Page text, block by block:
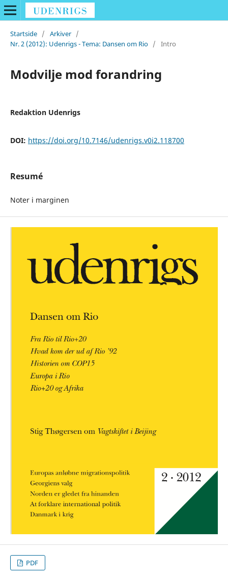
Startside / Arkiver /
Nr. 2 (2012): Udenrigs - Tema: Dansen om Rio / Intro
Modvilje mod forandring
Redaktion Udenrigs
DOI: https://doi.org/10.7146/udenrigs.v0i2.118700
Resumé
Noter i marginen
PDF